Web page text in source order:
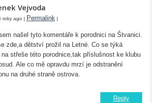
Vejvoda
roky ago | Permalink |
našel tyto komentáře k porodnici na Štvanici.
zde,a dětství prožil na Letné. Co se týká
střeše této porodnice,tak příslušnost ke klubu
Ale co mě opravdu mrzí je odstranění
na druhé straně ostrova.
Reply